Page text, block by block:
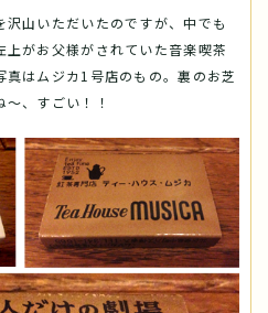
山いただいたのですが、中でも
がお父様がされていた音楽喫茶
はムジカ1号店のもの。裏のお芝
、すごい！！